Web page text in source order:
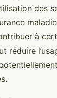
des
à
réduire